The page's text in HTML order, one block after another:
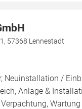
57368 Lennestadt
Neuinstallation /
Anlage &